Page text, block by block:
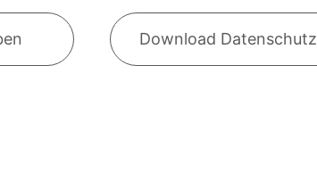
Download Datenschutz